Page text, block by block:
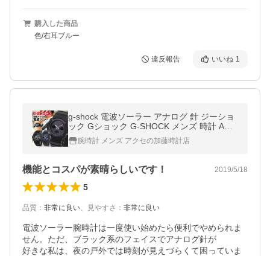
購入した商品
色/右耳ブルー
違反報告 いいね 1
g-shock 電波ソーラー アナログ 針 ジーショ
ック Gショック G-SHOCK メンズ 時計 AWG
-M100A-1A AWG-M100B-1A AWG-M100SB-
2A 中学生 高校生 逆輸入 腕時計
腕時計 メンズ アクセの加藤時計店
機能とコスパが素晴らしいです！ 2019/5/18
5
品質 ： 非常に良い、 見やすさ ： 非常に良い
電波ソーラー腕時計は一度使い始めたら便利でやめられま
せん。ただ、ブラック系のフェイスでアナログ針が
好きな私は、夜の戸外では時刻が見えづらくて困っていま